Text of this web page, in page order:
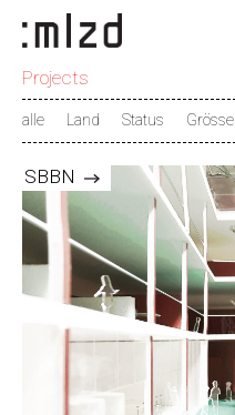
Projects
alle Land Status Grösse
SBBN